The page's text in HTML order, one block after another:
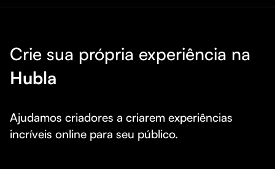
Crie sua própria experiência na
Hubla
Ajudamos criadores a criarem experiências
incríveis online para seu público.